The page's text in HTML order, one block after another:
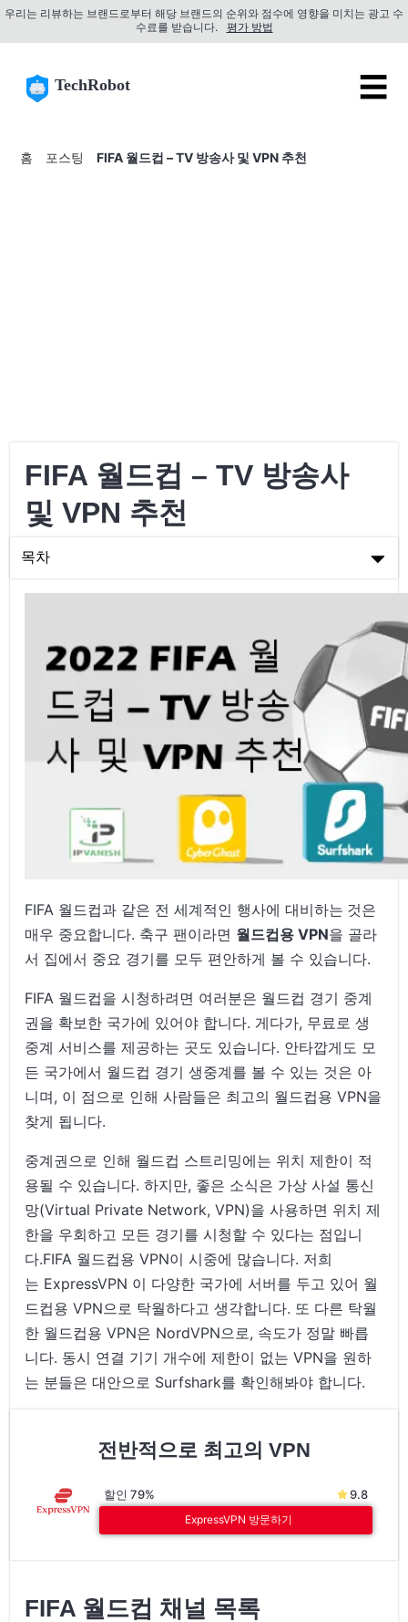
우리는 리뷰하는 브랜드로부터 해당 브랜드의 순위와 점수에 영향을 미치는 광고 수
수료를 받습니다.
평가 방법
TechRobot ☰
홈 포스팅 FIFA 월드컵 – TV 방송사 및 VPN 추천
FIFA 월드컵 – TV 방송사
및 VPN 추천
목차
FIFA 월드컵 – TV 방송사 및 VPN 추천
2022 FIFA 월드컵에 대해 알아야 할 사항
VPN으로 FIFA 월드컵 시청
축구 경기 시청에 가장 적합한 VPN 찾기
VPN 및 2022 FIFA 월드컵에 관한 자주 묻는 질문
FIFA 월드컵과 같은 전 세계적인 행사에 대비하는 것은
매우 중요합니다. 축구 팬이라면 월드컵용 VPN을 골라
서 집에서 중요 경기를 모두 편안하게 볼 수 있습니다.
FIFA 월드컵을 시청하려면 여러분은 월드컵 경기 중계
권을 확보한 국가에 있어야 합니다. 게다가, 무료로 생
중계 서비스를 제공하는 곳도 있습니다. 안타깝게도 모
든 국가에서 월드컵 경기 생중계를 볼 수 있는 것은 아
니며, 이 점으로 인해 사람들은 최고의 월드컵용 VPN을
찾게 됩니다.
중계권으로 인해 월드컵 스트리밍에는 위치 제한이 적
용될 수 있습니다. 하지만, 좋은 소식은 가상 사설 통신
망(Virtual Private Network, VPN)을 사용하면 위치 제
한을 우회하고 모든 경기를 시청할 수 있다는 점입니
다.FIFA 월드컵용 VPN이 시중에 많습니다. 저희
는 ExpressVPN 이 다양한 국가에 서버를 두고 있어 월
드컵용 VPN으로 탁월하다고 생각합니다. 또 다른 탁월
한 월드컵용 VPN은 NordVPN으로, 속도가 정말 빠릅
니다. 동시 연결 기기 개수에 제한이 없는 VPN을 원하
는 분들은 대안으로 Surfshark를 확인해봐야 합니다.
전반적으로 최고의 VPN
할인 79% 9.8
ExpressVPN 방문하기
FIFA 월드컵 채널 목록